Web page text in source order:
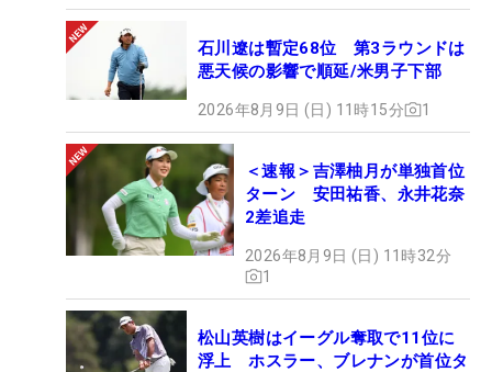
石川遼は暫定68位 第3ラウンドは
悪天候の影響で順延/米男子下部
2026年8月9日 (日) 11時15分 1
＜速報＞吉澤柚月が単独首位
ターン 安田祐香、永井花奈
2差追走
2026年8月9日 (日) 11時32分
1
松山英樹はイーグル奪取で11位に
浮上 ホスラー、ブレナンが首位タ